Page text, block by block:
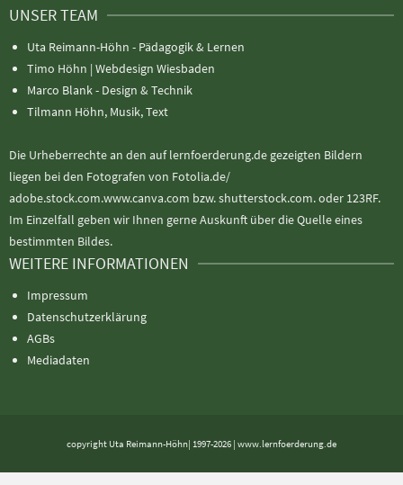
UNSER TEAM
Uta Reimann-Höhn - Pädagogik & Lernen
Timo Höhn | Webdesign Wiesbaden
Marco Blank - Design & Technik
Tilmann Höhn, Musik, Text
Die Urheberrechte an den auf lernfoerderung.de gezeigten Bildern
liegen bei den Fotografen von Fotolia.de/
adobe.stock.com.www.canva.com bzw. shutterstock.com. oder 123RF.
Im Einzelfall geben wir Ihnen gerne Auskunft über die Quelle eines
bestimmten Bildes.
WEITERE INFORMATIONEN
Impressum
Datenschutzerklärung
AGBs
Mediadaten
copyright Uta Reimann-Höhn| 1997-2026 | www.lernfoerderung.de